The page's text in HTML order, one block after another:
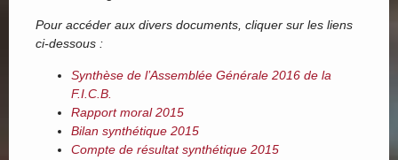
Pour accéder aux divers documents, cliquer sur les liens
ci-dessous :
Synthèse de l’Assemblée Générale 2016 de la
F.I.C.B.
Rapport moral 2015
Bilan synthétique 2015
Compte de résultat synthétique 2015